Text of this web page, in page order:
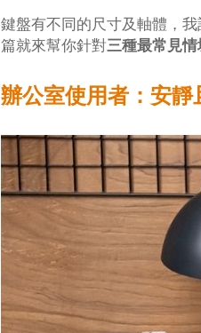
鍵盤有不同的尺寸及軸體，
篇就來幫你針對三種最常見
辦公室使用者：安靜